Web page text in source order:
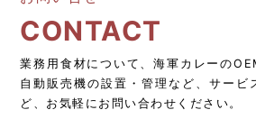
CONTACT
業務用食材について、海軍カレーの
自動販売機の設置・管理など、サービ
ど、お気軽にお問い合わせください。